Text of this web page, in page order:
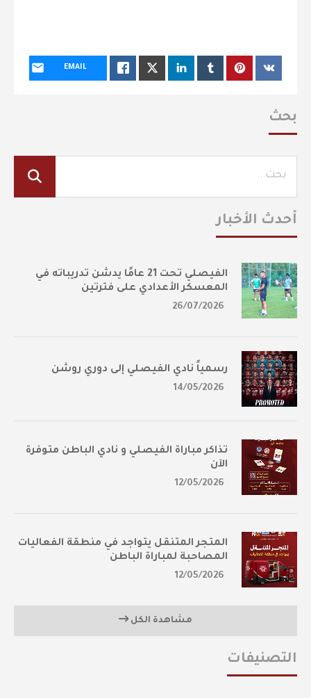
EMAIL
بحث
أحدث الأخبار
الفيصلي تحت 21 عامًا يدشن تدريباته في
المعسكر الأعدادي على فترتين
26/07/2026
رسمياً نادي الفيصلي إلى دوري روشن
14/05/2026
تذاكر مباراة الفيصلي و نادي الباطن متوفرة
الآن
12/05/2026
المتجر المتنقل يتواجد في منطقة الفعاليات
المصاحبة لمباراة الباطن
12/05/2026
مشاهدة الكل
التصنيفات